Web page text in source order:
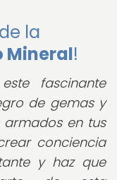
la
Mineral!
fascinante
de gemas y
en tus
conciencia
y haz que